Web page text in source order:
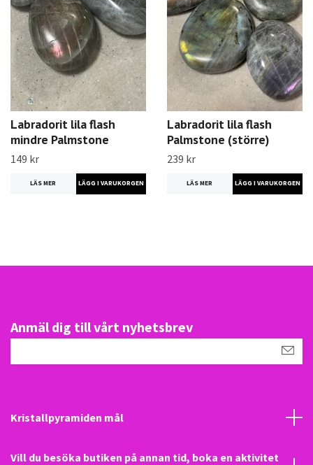
Labradorit lila flash
mindre Palmstone
149 kr
LÄS MER
Labradorit lila flash
Palmstone (större)
239 kr
LÄS MER
Anmäl dig till vårt nyhetsbrev
Kristallpyramiden mål
Vill du besöka butiken på annan tid, boka en aktivitet